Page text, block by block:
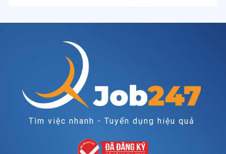
Tìm việc nhanh - Tuyển dụng hiệu quả